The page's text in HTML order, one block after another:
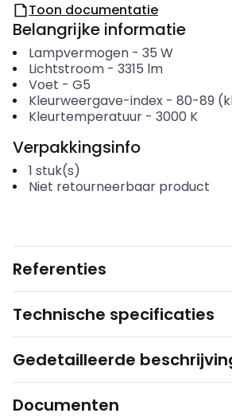
Toon documentatie
Belangrijke informatie
Lampvermogen- 35 W
Lichtstroom- 3315 lm
Voet - G5
Kleurweergave-index- 80-89
Kleurtemperatuur- 3000 K
Verpakkingsinfo
1 stuk(s)
Niet retourneerbaar product
Referenties
Technische specificaties
Gedetailleerde
Documenten